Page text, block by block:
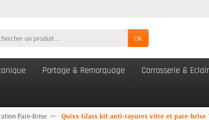
OK
Portage & Remorquage Carrosserie &
Pare-Brise Quixx Glass kit anti-rayures vitre et pare-brise